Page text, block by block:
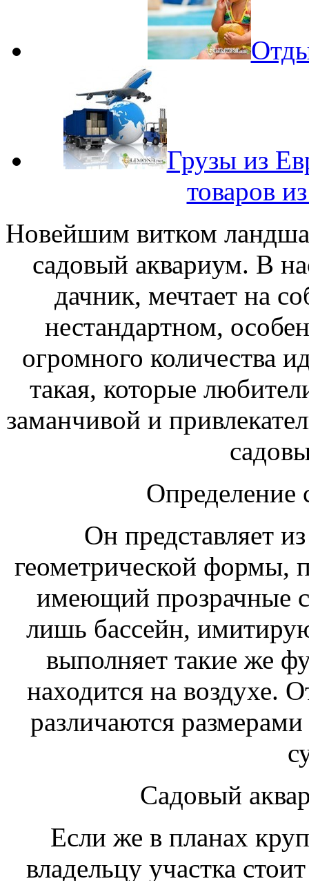
Грузы из
товаров
Новейшим витком
садовый аквариум. В
дачник, мечтает на
нестандартном,
огромного количества
такая, которые
заманчивой и
Определение
Он представляет
геометрической формы,
имеющий прозрачные
лишь бассейн,
выполняет такие же
находится на воздухе.
различаются
Садовый
Если же в планах
владельцу участка